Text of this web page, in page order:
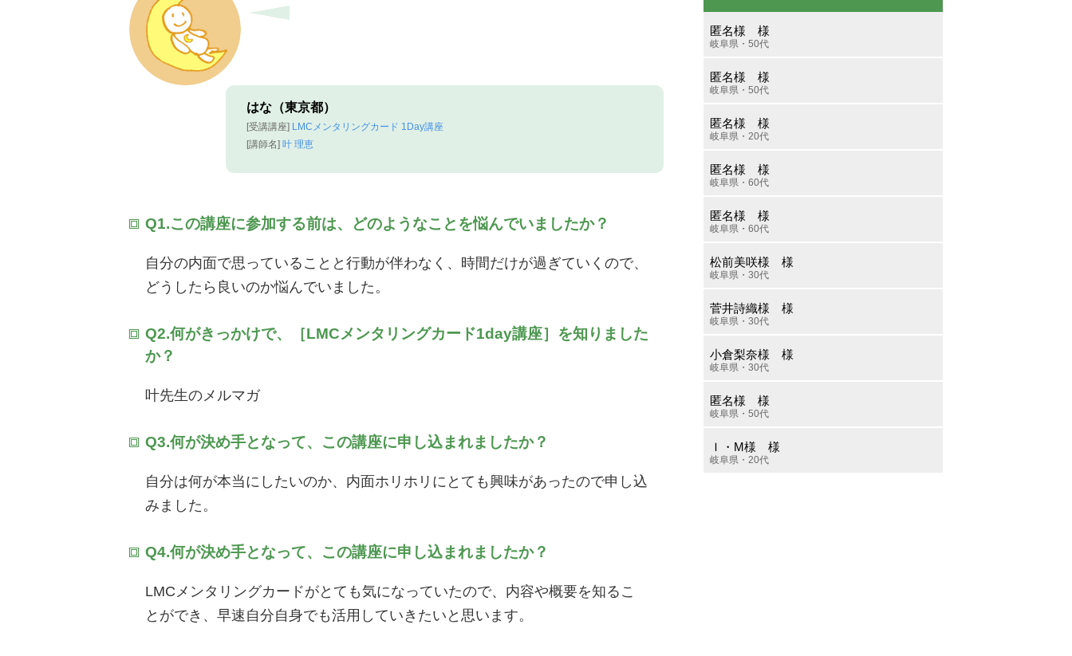
はな（東京都）
[受講講座] LMCメンタリングカード 1Day講座
[講師名] 叶 理恵
Q1.この講座に参加する前は、どのようなことを悩んでいましたか？
自分の内面で思っていることと行動が伴わなく、時間だけが過ぎていくので、
どうしたら良いのか悩んでいました。
Q2.何がきっかけで、［LMCメンタリングカード1day講座］を知りました
か？
叶先生のメルマガ
Q3.何が決め手となって、この講座に申し込まれましたか？
自分は何が本当にしたいのか、内面ホリホリにとても興味があったので申し込
みました。
Q4.何が決め手となって、この講座に申し込まれましたか？
LMCメンタリングカードがとても気になっていたので、内容や概要を知るこ
とができ、早速自分自身でも活用していきたいと思います。
匿名様 様
岐阜県・50代
匿名様 様
岐阜県・50代
匿名様 様
岐阜県・20代
匿名様 様
岐阜県・60代
匿名様 様
岐阜県・60代
松前美咲様 様
岐阜県・30代
菅井詩織様 様
岐阜県・30代
小倉梨奈様 様
岐阜県・30代
匿名様 様
岐阜県・50代
Ｉ・M様 様
岐阜県・20代